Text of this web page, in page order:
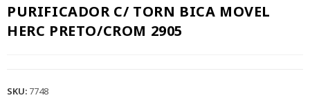
PURIFICADOR C/ TORN BICA MOVEL
HERC PRETO/CROM 2905
SKU: 7748